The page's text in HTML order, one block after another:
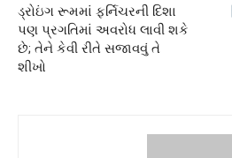
ડ્રોઇંગ રૂમમાં ફર્નિચરની દિશા
પણ પ્રગતિમાં અવરોધ લાવી શકે
છે; તેને કેવી રીતે સજાવવું તે
શીખો